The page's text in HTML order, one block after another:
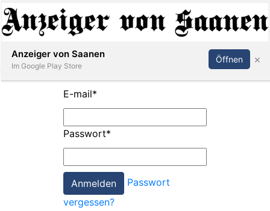
Abonnieren Anmelden
E-mail*
Passwort*
Passwort
vergessen?
Anzeiger von Saanen
Im Google Play Store
Öffnen ×